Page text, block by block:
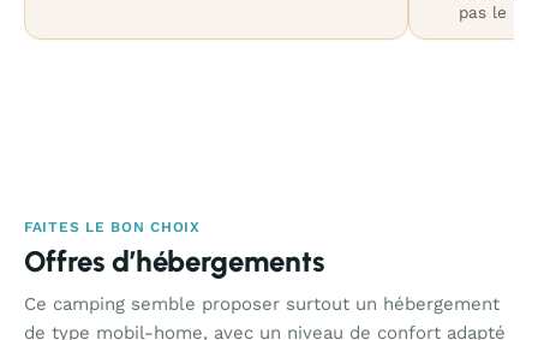
pas le
FAITES LE BON CHOIX
Offres d’hébergements
Ce camping semble proposer surtout un hébergement
de type mobil-home, avec un niveau de confort adapté